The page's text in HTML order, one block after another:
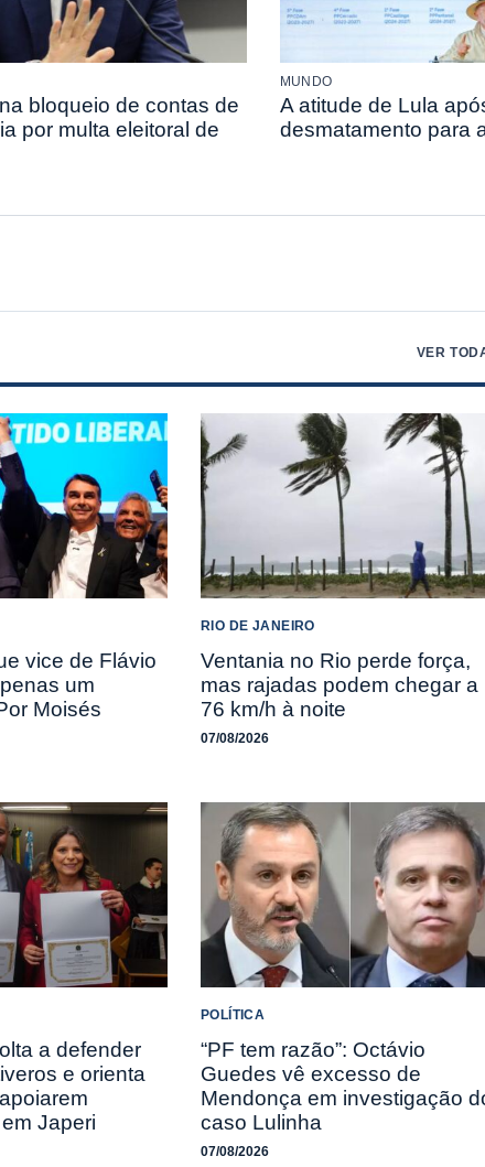
bloqueio de contas de
por multa eleitoral de
MUNDO
A atitude de Lula
desmatamento para
VER
vice de Flávio
um
Moisés
RIO DE JANEIRO
Ventania no Rio perde força,
mas rajadas podem chegar a
76 km/h à noite
07/08/2026
a defender
e orienta
Japeri
POLÍTICA
“PF tem razão”: Octávio
Guedes vê excesso de
Mendonça em investigação
caso Lulinha
07/08/2026